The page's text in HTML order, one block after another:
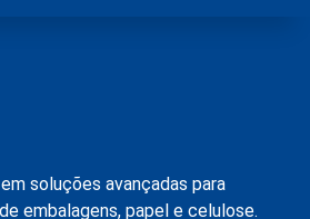
soluções avançadas para
embalagens, papel e celulose.